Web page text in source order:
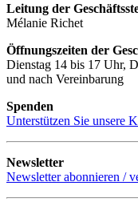
Leitung der
Mélanie Richet
Öffnungszeiten der
Dienstag 14 bis 17 Uhr,
und nach Vereinbarung
Spenden
Unterstützen Sie unsere
Newsletter
Newsletter abonnieren /